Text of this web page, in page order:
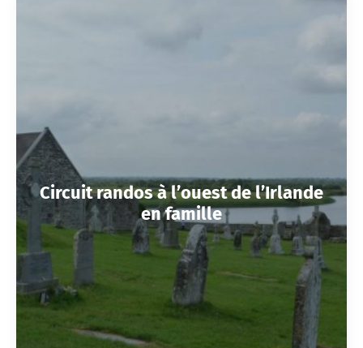
Circuit randos à l’ouest de l’Irlande
en famille